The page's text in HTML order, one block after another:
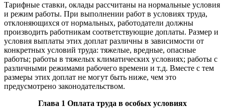
Тарифные ставки, оклады рассчитаны на нормальные условия
и режим работы. При выполнении работ в условиях труда,
отклоняющихся от нормальных, работодатели должны
производить работникам соответствующие доплаты. Размер и
условия выплаты этих доплат различны в зависимости от
конкретных условий труда: тяжелые, вредные, опасные
работы; работы в тяжелых климатических условиях; работы с
различными режимами рабочего времени и т.д. Вместе с тем
размеры этих доплат не могут быть ниже, чем это
предусмотрено законодательством.
Глава 1 Оплата труда в особых условиях